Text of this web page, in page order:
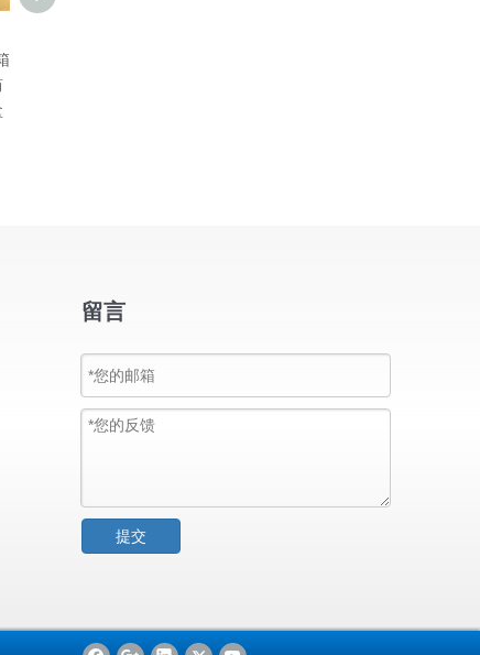
留言
提交